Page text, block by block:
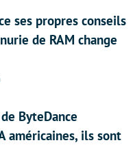
ses propres conseils
de RAM change
ByteDance
américaines, ils sont